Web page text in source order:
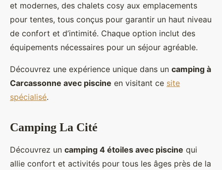
et modernes, des chalets cosy aux emplacements
pour tentes, tous conçus pour garantir un haut niveau
de confort et d’intimité. Chaque option inclut des
équipements nécessaires pour un séjour agréable.
Découvrez une expérience unique dans un camping à
Carcassonne avec piscine en visitant ce site
spécialisé.
Camping La Cité
Découvrez un camping 4 étoiles avec piscine qui
allie confort et activités pour tous les âges près de la